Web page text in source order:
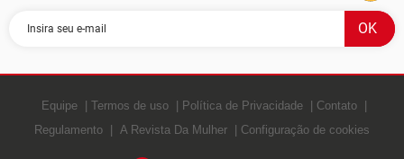
Equipe Termos de uso Política de Privacidade
Contato
Regulamento
A Revista Da Mulher Configuração de cookies